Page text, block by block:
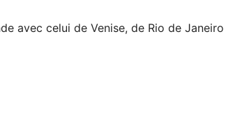
avec celui de Venise, de Rio de Janeiro